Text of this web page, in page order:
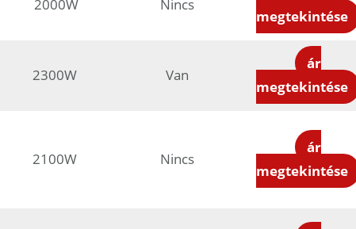
2000W Nincs
megtekintése
2300W Van
ár
megtekintése
2100W Nincs
ár
megtekintése